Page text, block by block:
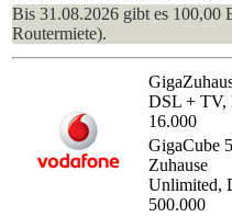
Bis 31.08.2026 gibt es 100,00
Routermiete).
DSL + TV,
16.000
GigaCube
Zuhause
Unlimited,
500.000